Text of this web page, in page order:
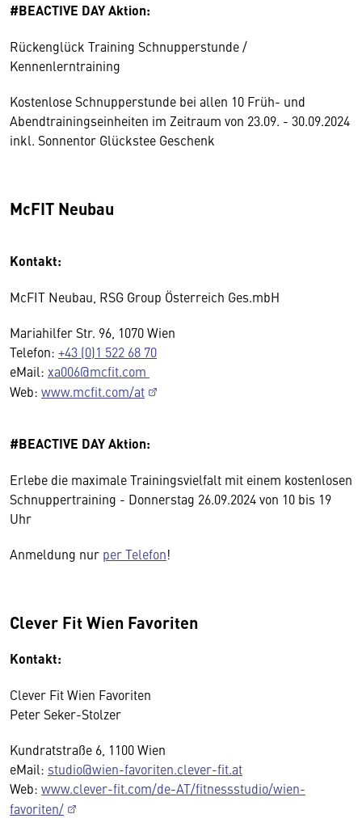
#BEACTIVE DAY Aktion:
Rückenglück Training Schnupperstunde /
Kennenlerntraining
Kostenlose Schnupperstunde bei allen 10 Früh- und
Abendtrainingseinheiten im Zeitraum von 23.09. - 30.09.2024
inkl. Sonnentor Glückstee Geschenk
McFIT Neubau
Kontakt:
McFIT Neubau, RSG Group Österreich Ges.mbH
Mariahilfer Str. 96, 1070 Wien
Telefon: +43 (0)1 522 68 70
eMail: xa006@mcfit.com
Web: www.mcfit.com/at
#BEACTIVE DAY Aktion:
Erlebe die maximale Trainingsvielfalt mit einem kostenlosen
Schnuppertraining - Donnerstag 26.09.2024 von 10 bis 19
Uhr
Anmeldung nur per Telefon!
Clever Fit Wien Favoriten
Kontakt:
Clever Fit Wien Favoriten
Peter Seker-Stolzer
Kundratstraße 6, 1100 Wien
eMail: studio@wien-favoriten.clever-fit.at
Web: www.clever-fit.com/de-AT/fitnessstudio/wien-
favoriten/